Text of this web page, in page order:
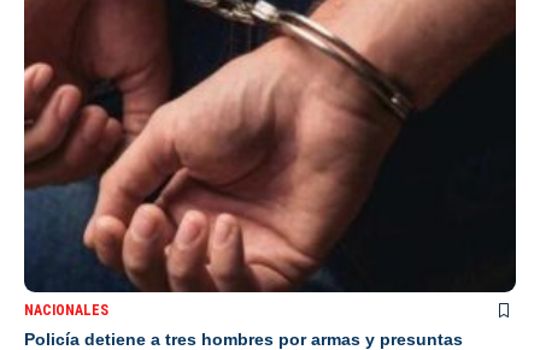
NACIONALES
Policía detiene a tres hombres por armas y presuntas